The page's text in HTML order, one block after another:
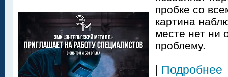
пробке со
картина
месте нет ни
проблему.
| Подробнее